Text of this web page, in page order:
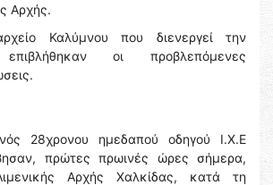
Αρχής.
Καλύμνου που διενεργεί την
επιβλήθηκαν οι προβλεπόμενες
28χρονου ημεδαπού οδηγού Ι.Χ.Ε
πρώτες πρωινές ώρες σήμερα,
Αρχής Χαλκίδας, κατά τη